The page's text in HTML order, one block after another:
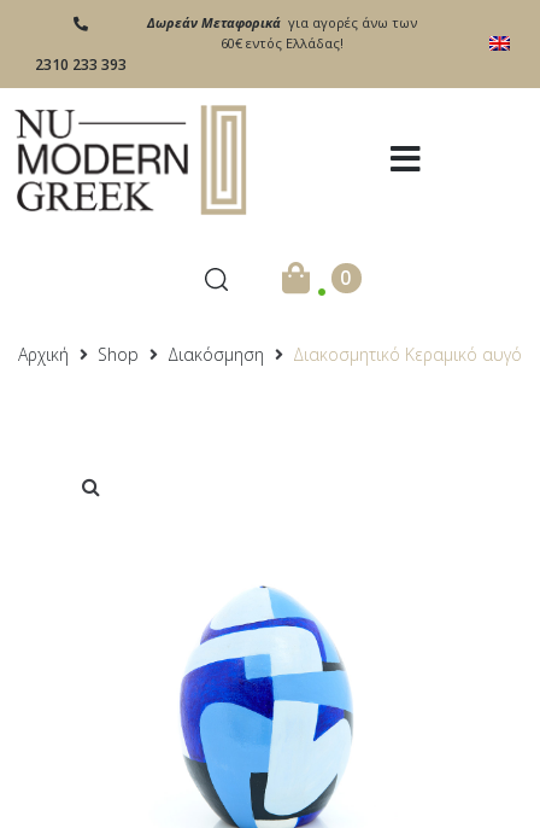
2310 233 393
Δωρεάν Μεταφορικά για αγορές άνω των
60€ εντός Ελλάδας!
. 0
Αρχική Shop Διακόσμηση Διακοσμητικό Κεραμικό αυγό